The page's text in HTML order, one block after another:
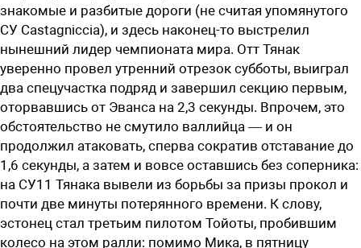
знакомые и разбитые дороги (не считая упомянутого
СУ Castagniccia), и здесь наконец-то выстрелил
нынешний лидер чемпионата мира. Отт Тянак
уверенно провел утренний отрезок субботы, выиграл
два спецучастка подряд и завершил секцию первым,
оторвавшись от Эванса на 2,3 секунды. Впрочем, это
обстоятельство не смутило валлийца — и он
продолжил атаковать, сперва сократив отставание до
1,6 секунды, а затем и вовсе оставшись без соперника:
на СУ11 Тянака вывели из борьбы за призы прокол и
почти две минуты потерянного времени. К слову,
эстонец стал третьим пилотом Тойоты, пробившим
колесо на этом ралли: помимо Мика, в пятницу